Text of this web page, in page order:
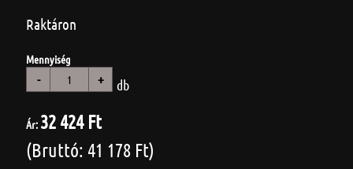
Raktáron
Mennyiség
- + db
Ár: 32 424 Ft
(Bruttó: 41 178 Ft)